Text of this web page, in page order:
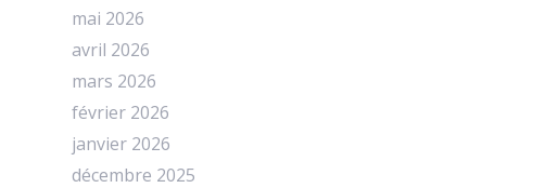
mai 2026
avril 2026
mars 2026
février 2026
janvier 2026
décembre 2025